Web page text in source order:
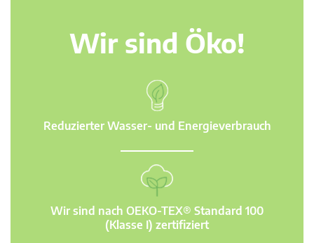
Wir sind Öko!
Reduzierter Wasser- und Energieverbrauch
Wir sind nach OEKO-TEX® Standard 100
(Klasse I) zertifiziert